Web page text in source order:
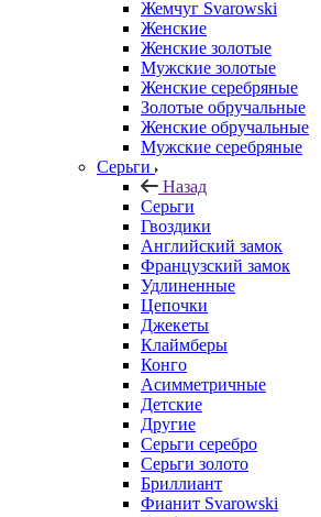
Жемчуг Svarowski
Женские
Женские золотые
Мужские золотые
Женские серебряные
Золотые обручальные
Женские обручальные
Мужские серебряные
Серьги
Назад
Серьги
Гвоздики
Английский замок
Французский замок
Удлиненные
Цепочки
Джекеты
Клаймберы
Конго
Асимметричные
Детские
Другие
Серьги серебро
Серьги золото
Бриллиант
Фианит Svarowski